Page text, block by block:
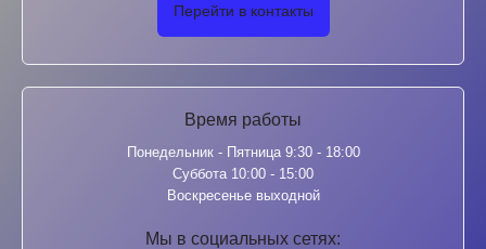
Перейти в контакты
Время работы
Понедельник - Пятница 9:30 - 18:00
Суббота 10:00 - 15:00
Воскресенье выходной
Мы в социальных сетях: